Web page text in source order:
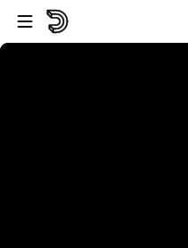
Vai al lettore
Passa al contenuto principale